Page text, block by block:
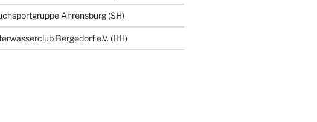
Ahrensburg (SH)
Bergedorf e.V. (HH)